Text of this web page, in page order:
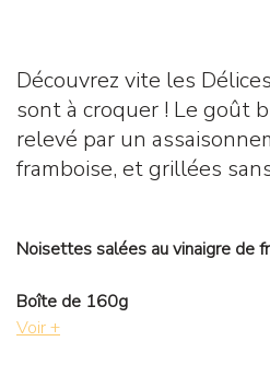
Découvrez vite les
sont à croquer ! Le goût
relevé par un
framboise, et grillées
Noisettes salées au vinaigre de
Boîte de 160g
Voir +